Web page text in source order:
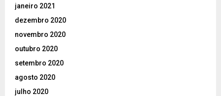
janeiro 2021
dezembro 2020
novembro 2020
outubro 2020
setembro 2020
agosto 2020
julho 2020